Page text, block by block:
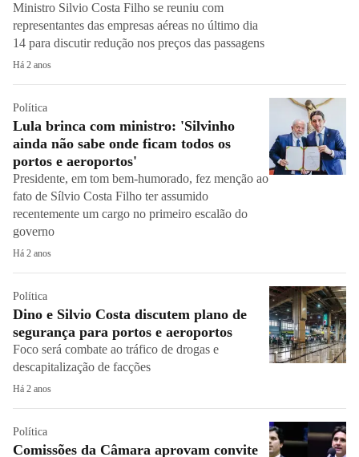
Ministro Silvio Costa Filho se reuniu com
representantes das empresas aéreas no último dia
14 para discutir redução nos preços das passagens
Há 2 anos
Política
Lula brinca com ministro: 'Silvinho
ainda não sabe onde ficam todos os
portos e aeroportos'
Presidente, em tom bem-humorado, fez menção ao
fato de Sílvio Costa Filho ter assumido
recentemente um cargo no primeiro escalão do
governo
Há 2 anos
Política
Dino e Silvio Costa discutem plano de
segurança para portos e aeroportos
Foco será combate ao tráfico de drogas e
descapitalização de facções
Há 2 anos
Política
Comissões da Câmara aprovam convite